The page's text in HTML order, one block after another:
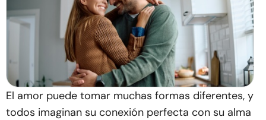
El amor puede tomar muchas formas diferentes, y
todos imaginan su conexión perfecta con su alma